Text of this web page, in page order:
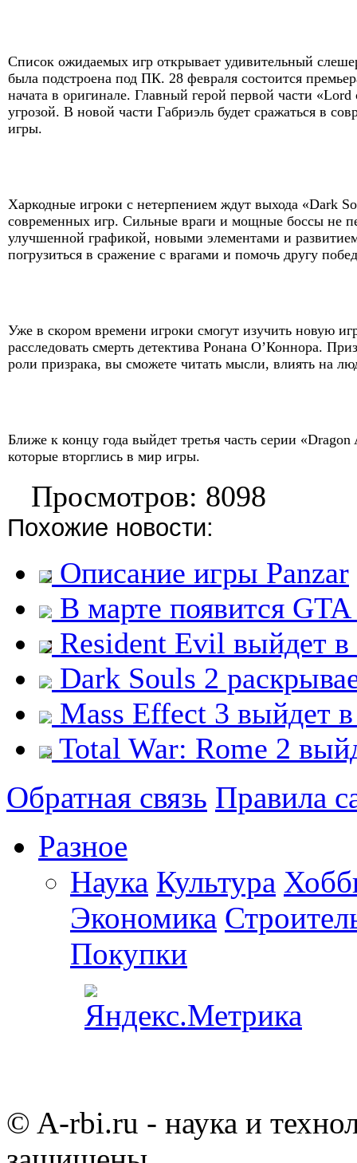
Список ожидаемых игр открывает удивительный
была подстроена под ПК. 28 февраля состоится
начата в оригинале. Главный герой первой части
угрозой. В новой части Габриэль будет сражаться в
игры.
Харкодные игроки с нетерпением ждут выхода «Dark
современных игр. Сильные враги и мощные боссы не
улучшенной графикой, новыми элементами и
погрузиться в сражение с врагами и помочь другу
Уже в скором времени игроки смогут изучить новую
расследовать смерть детектива Ронана О’Коннора.
роли призрака, вы сможете читать мысли, влиять на
Ближе к концу года выйдет третья часть серии
которые вторглись в мир игры.
Просмотров: 8098
Похожие новости:
Описание игры Panzar
В марте появится
Resident Evil выйдет в
Dark Souls 2
Mass Effect 3 выйдет
Total War: Rome 2
Обратная связь Правила
Разное
Наука Культура
Экономика
Покупки
© A-rbi.ru - наука и